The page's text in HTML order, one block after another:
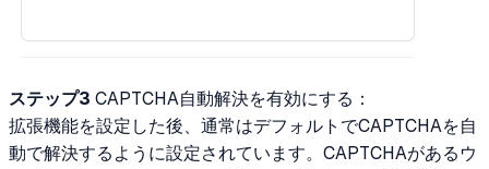
ステップ3 CAPTCHA自動解決を有効にする：
拡張機能を設定した後、通常はデフォルトでCAPTCHAを自
動で解決するように設定されています。CAPTCHAがあるウ